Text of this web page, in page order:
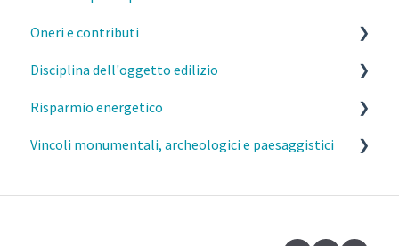
Oneri e contributi
MI- Oneri urbanistici
MI- Contributo di costruzione
MI- Monetizzazione
Disciplina dell'oggetto edilizio
Caratteristiche costruttive e funzionali degli edifici
Distanze
davanzali
Risparmio energetico
Esercizio della professione e parcelle
Vincoli monumentali, archeologici e paesaggistici